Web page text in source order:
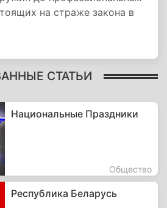
на страже закона в
СТАТЬИ
Национальные Праздники
Общество
Республика Беларусь